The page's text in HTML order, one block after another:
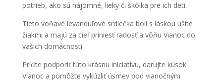
potrieb, ako sú nájomné, lieky či škôlka pre ich deti.
Tieto voňavé levanduľové srdiečka boli s láskou ušité
žiakmi a majú za cieľ priniesť radosť a vôňu Vianoc do
vašich domácností.
Príďte podporiť túto krásnu iniciatívu, darujte kúsok
Vianoc a pomôžte vykúzliť úsmev pod vianočným